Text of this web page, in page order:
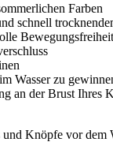
Farben
schnell
Bewegungsfreiheit
Wasser zu
an der Brust
Knöpfe vor